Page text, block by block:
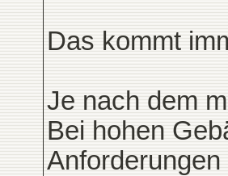
Das kommt
Je nach dem
Bei hohen